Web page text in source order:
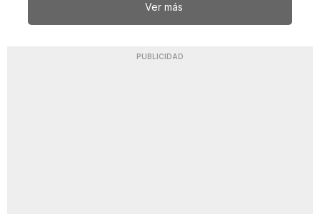
Ver más
PUBLICIDAD